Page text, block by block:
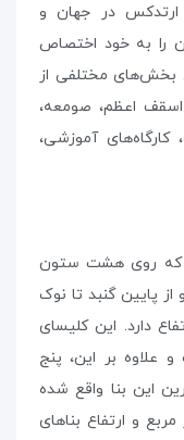
ارتدکس در جهان و
را به خود اختصاص
بخش‌های مختلفی از
اسقف اعظم، صومعه،
کارگاه‌های آموزشی،
که روی هشت ستون
پایین گنبد تا نوک
قرار دارد ۷٫۵ متر ارتفاع دارد. این کلیسای
است و علاوه بر این، پنج
این بنا واقع شده
این بنا معادل ۵۰۰۰ متر مربع و ارتفاع بناهای